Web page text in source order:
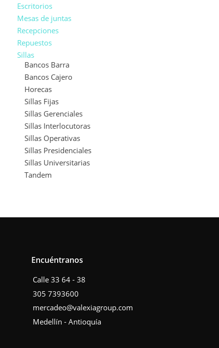
Escritorios
Mesas de juntas
Recepciones
Repuestos
Sillas
Bancos Barra
Bancos Cajero
Horecas
Sillas Fijas
Sillas Gerenciales
Sillas Interlocutoras
Sillas Operativas
Sillas Presidenciales
Sillas Universitarias
Tandem
Encuéntranos
Calle 33 64 - 38
305 7393600
mercadeo@valexiagroup.com
Medellín - Antioquía